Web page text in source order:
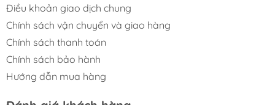
Điều khoản giao dịch chung
Chính sách vận chuyển và giao hàng
Chính sách thanh toán
Chính sách bảo hành
Hướng dẫn mua hàng